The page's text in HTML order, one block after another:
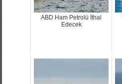
ABD Ham Petrolü İthal
Edecek